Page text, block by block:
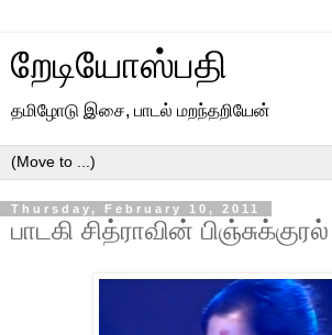
றேடியோஸ்பதி
தமிழோடு இசை, பாடல் மறந்தறியேன்
Thursday, February 10, 2011
பாடகி சித்ராவின் பிஞ்சுக்குரல்